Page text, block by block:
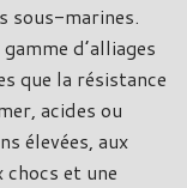
sous-marines.
d’alliages
que la résistance
acides ou
élevées, aux
et une